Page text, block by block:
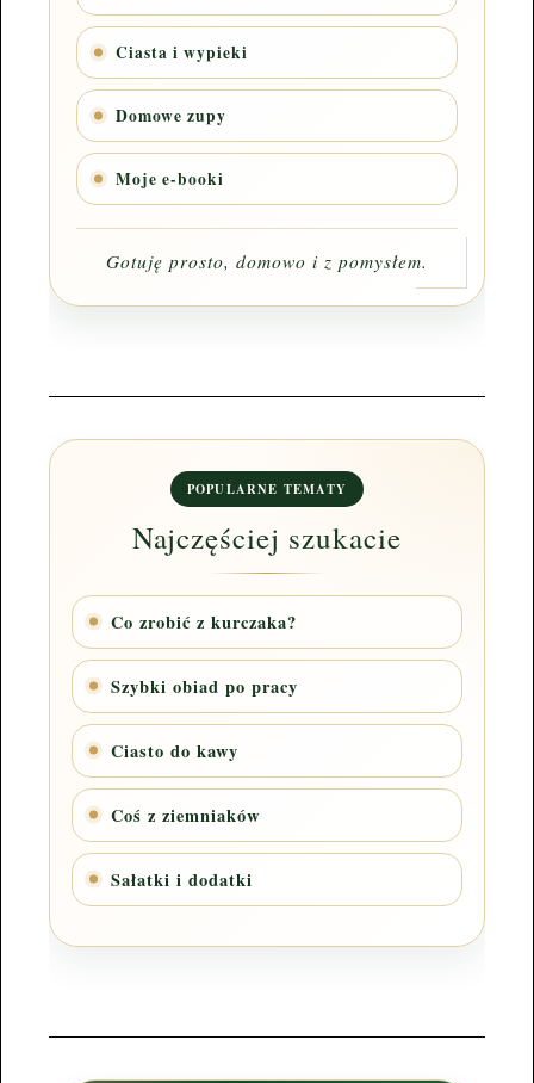
Ciasta i wypieki
Domowe zupy
Moje e-booki
Gotuję prosto, domowo i z pomysłem.
POPULARNE TEMATY
Najczęściej szukacie
Co zrobić z kurczaka?
Szybki obiad po pracy
Ciasto do kawy
Coś z ziemniaków
Sałatki i dodatki